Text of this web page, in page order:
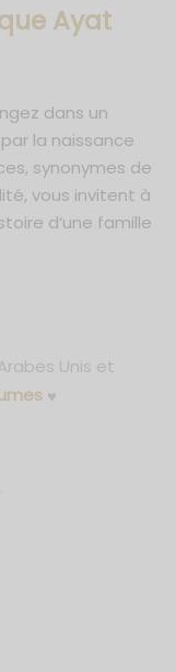
Ayat
dans un
la naissance
synonymes de
vous invitent à
d’une famille
Unis et
♥